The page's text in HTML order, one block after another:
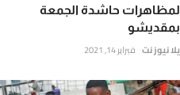
لمظاهرات حاشدة الجمعة
بمقديشو
يلا نيوز نت فبراير 14, 2021